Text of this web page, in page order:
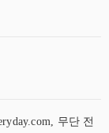
무단 전